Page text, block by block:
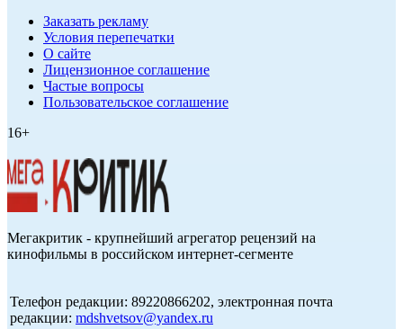
Заказать рекламу
Условия перепечатки
О сайте
Лицензионное соглашение
Частые вопросы
Пользовательское соглашение
16+
Мегакритик - крупнейший агрегатор рецензий на
кинофильмы в российском интернет-сегменте
Телефон редакции: 89220866202, электронная почта
редакции: mdshvetsov@yandex.ru